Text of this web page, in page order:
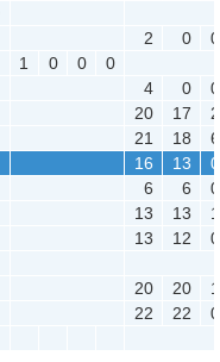
2 0
0
1 0 0
0
4 0
0
20 17
2
21 18
6
16 13
0
6 6
0
13 13
1
13 12
0
20 20
1
22 22
0